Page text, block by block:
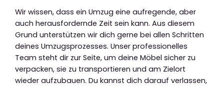
Wir wissen, dass ein Umzug eine aufregende, aber
auch herausfordernde Zeit sein kann. Aus diesem
Grund unterstützen wir dich gerne bei allen Schritten
deines Umzugsprozesses. Unser professionelles
Team steht dir zur Seite, um deine Möbel sicher zu
verpacken, sie zu transportieren und am Zielort
wieder aufzubauen. Du kannst dich darauf verlassen,